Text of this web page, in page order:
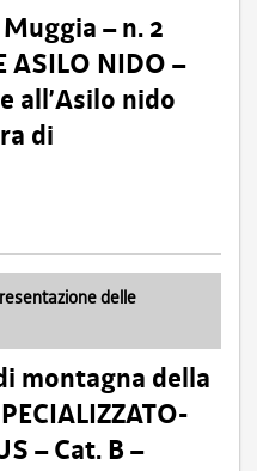
– n. 2
ASILO NIDO –
all’Asilo nido
di
delle
montagna della
– Cat. B –